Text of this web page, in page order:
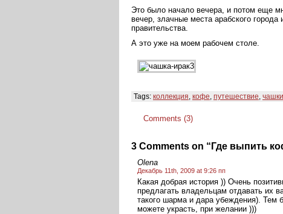
Это было начало вечера, и потом еще
вечер, злачные места арабского города
правительства.
А это уже на моем рабочем столе.
Tags: коллекция, кофе, путешествие, чашки
Comments (3)
3 Comments on “Где выпить
Olena
Декабрь 11th, 2009 at 9:26 пп
Какая добрая история )) Очень
предлагать владельцам отдавать их
такого шарма и дара убеждения). Тем
можете украсть, при желании )))